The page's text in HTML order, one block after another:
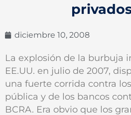
diciembre 10, 2008
La explosión de la burbuja
EE.UU. en julio de 2007,
una fuerte corrida contra
pública y de los bancos
BCRA. Era obvio que los